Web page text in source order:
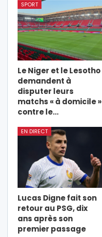
SPORT
Le Niger et le Lesotho
demandent à
disputer leurs
matchs « à domicile »
contre le…
EN DIRECT
Lucas Digne fait son
retour au PSG, dix
ans après son
premier passage